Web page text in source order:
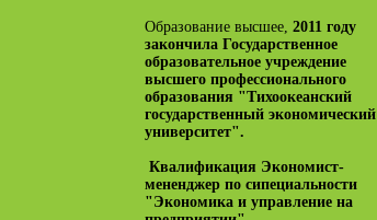
Образование высшее, 2011 году
закончила Государственное
образовательное учреждение
высшего профессионального
образования "Тихоокеанский
государственный экономический
университет".
Квалификация Экономист-
мененджер по сипециальности
"Экономика и управление на